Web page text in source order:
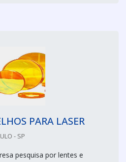
PARA LASER
- SP
pesquisa por lentes e